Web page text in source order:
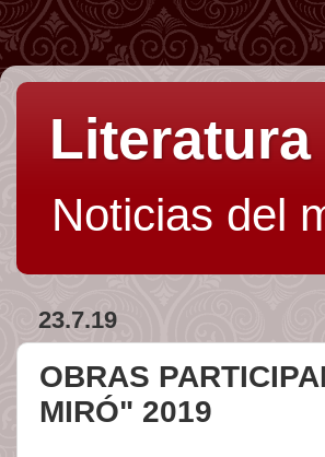
Noticias del
23.7.19
OBRAS
MIRÓ" 2019